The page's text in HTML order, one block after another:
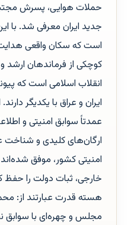
حملات هوایی، پسرش
جدید ایران معرفی شد. با
است که سکان واقعی
کوچکی از فرماندهان ارشد
انقلاب اسلامی است که
ایران و عراق با یکدیگر
عمدتاً سوابق امنیتی و
ارگان‌های کلیدی و
امنیتی کشور، موفق
خارجی، ثبات دولت را حفظ
هسته قدرت عبارتند از:
مجلس و چهره‌ای با سوابق